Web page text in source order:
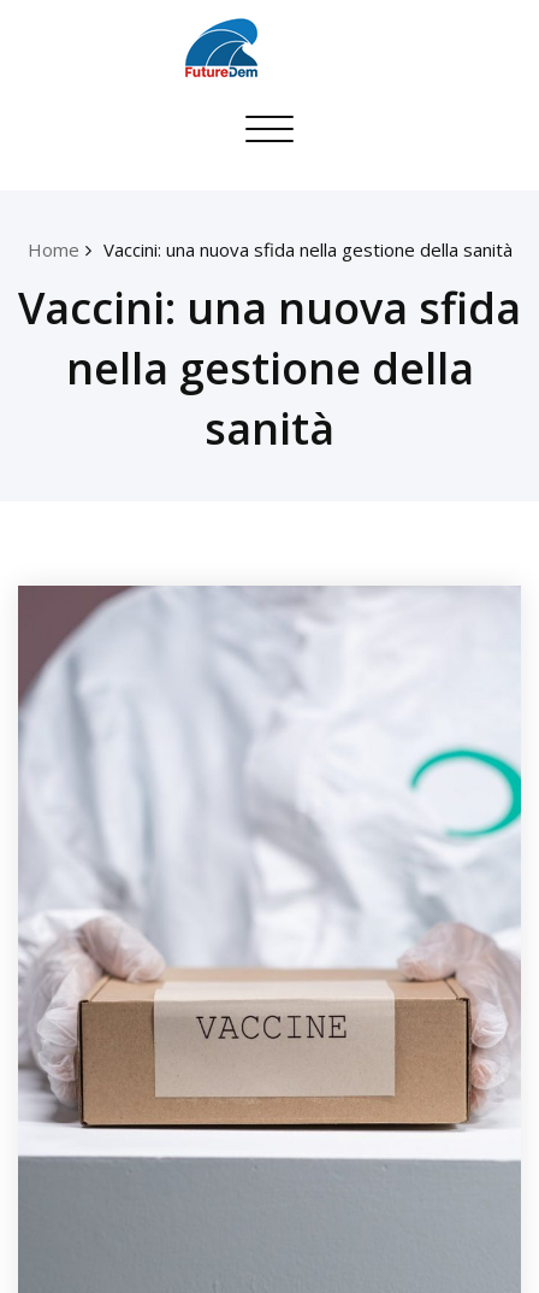
Toggle
Home Vaccini: una nuova sfida nella gestione della sanità
Vaccini: una nuova sfida
nella gestione della
sanità